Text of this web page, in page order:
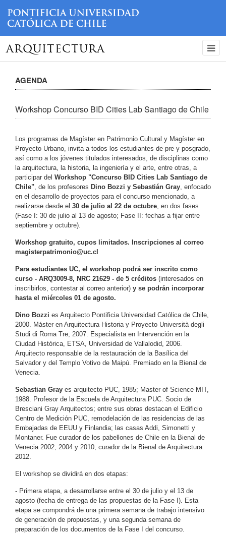
ARQUITECTURA
AGENDA
Workshop Concurso BID Cities Lab Santiago de Chile
Los programas de Magíster en Patrimonio Cultural y Magíster en
Proyecto Urbano, invita a todos los estudiantes de pre y posgrado,
así como a los jóvenes titulados interesados, de disciplinas como
la arquitectura, la historia, la ingeniería y el arte, entre otras, a
participar del Workshop "Concurso BID Cities Lab Santiago de
Chile" , de los profesores Dino Bozzi y Sebastián Gray , enfocado
en el desarrollo de proyectos para el concurso mencionado, a
realizarse desde el 30 de julio al 22 de octubre , en dos fases
(Fase I: 30 de julio al 13 de agosto; Fase II: fechas a fijar entre
septiembre y octubre).
Workshop gratuito, cupos limitados. Inscripciones al correo
magisterpatrimonio@uc.cl
Para estudiantes UC, el workshop podrá ser inscrito como
curso - ARQ3009-8, NRC 21629 - de 5 créditos (interesados en
inscribirlos, contestar al correo anterior) y se podrán incorporar
hasta el miércoles 01 de agosto.
Dino Bozzi es Arquitecto Pontificia Universidad Católica de Chile,
2000. Máster en Arquitectura Historia y Proyecto Università degli
Studi di Roma Tre, 2007. Especialista en Intervención en la
Ciudad Histórica, ETSA, Universidad de Vallalodid, 2006.
Arquitecto responsable de la restauración de la Basílica del
Salvador y del Templo Votivo de Maipú. Premiado en la Bienal de
Venecia.
Sebastian Gray es arquitecto PUC, 1985; Master of Science MIT,
1988. Profesor de la Escuela de Arquitectura PUC. Socio de
Bresciani Gray Arquitectos; entre sus obras destacan el Edificio
Centro de Medición PUC, remodelación de las residencias de las
Embajadas de EEUU y Finlandia; las casas Addi, Simonetti y
Montaner. Fue curador de los pabellones de Chile en la Bienal de
Venecia 2002, 2004 y 2010; curador de la Bienal de Arquitectura
2012.
El workshop se dividirá en dos etapas:
- Primera etapa, a desarrollarse entre el 30 de julio y el 13 de
agosto (fecha de entrega de las propuestas de la Fase I). Esta
etapa se compondrá de una primera semana de trabajo intensivo
de generación de propuestas, y una segunda semana de
preparación de los documentos de la Fase I del concurso.